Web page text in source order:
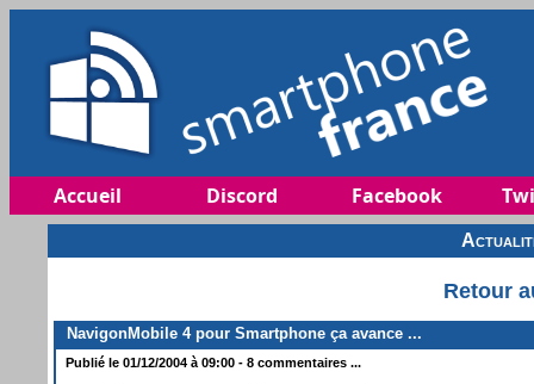
Accueil Discord Facebook
Retour
NavigonMobile 4 pour Smartphone ça avance ...
Publié le 01/12/2004 à 09:00 - 8 commentaires ...